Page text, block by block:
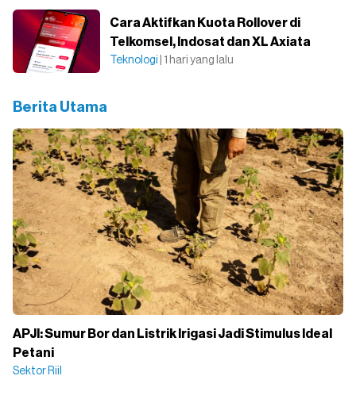
Cara Aktifkan Kuota Rollover di
Telkomsel, Indosat dan XL Axiata
Teknologi | 1 hari yang lalu
Berita Utama
APJI: Sumur Bor dan Listrik Irigasi Jadi Stimulus Ideal
Petani
Sektor Riil